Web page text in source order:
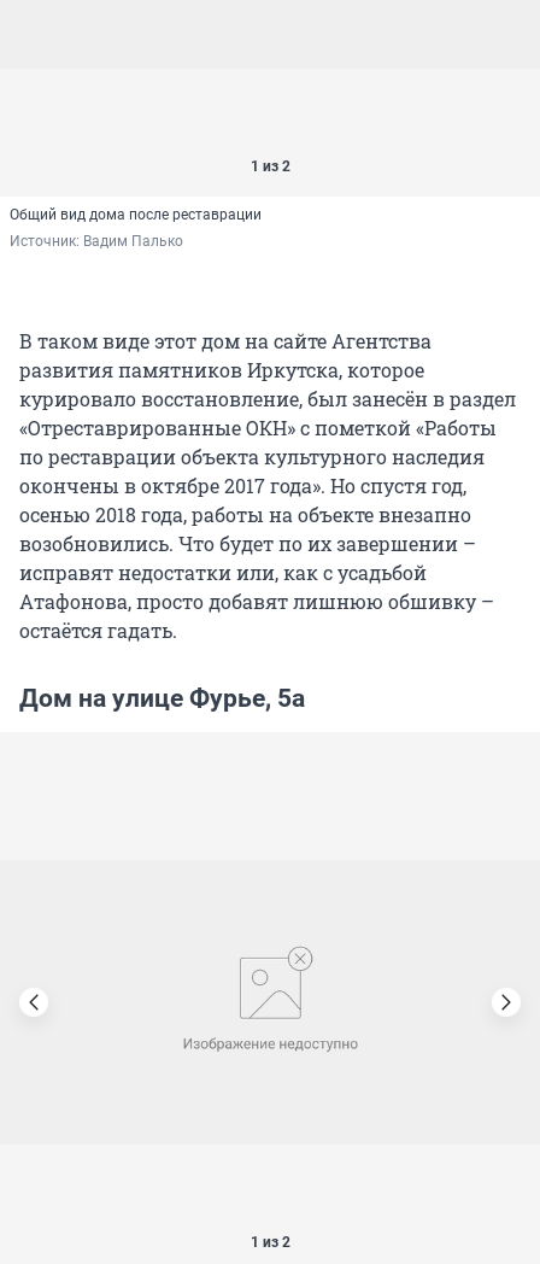
1 из 2
Общий вид дома после реставрации
Источник: Вадим Палько
В таком виде этот дом на сайте Агентства
развития памятников Иркутска, которое
курировало восстановление, был занесён в раздел
«Отреставрированные ОКН» с пометкой «Работы
по реставрации объекта культурного наследия
окончены в октябре 2017 года». Но спустя год,
осенью 2018 года, работы на объекте внезапно
возобновились. Что будет по их завершении –
исправят недостатки или, как с усадьбой
Атафонова, просто добавят лишнюю обшивку –
остаётся гадать.
Дом на улице Фурье, 5а
1 из 2